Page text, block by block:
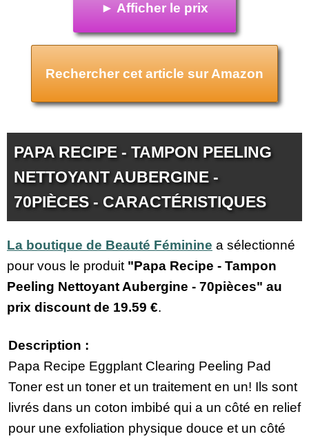
► Afficher le prix
Rechercher cet article sur Amazon
PAPA RECIPE - TAMPON PEELING
NETTOYANT AUBERGINE -
70PIÈCES - CARACTÉRISTIQUES
La boutique de Beauté Féminine a sélectionné
pour vous le produit "Papa Recipe - Tampon
Peeling Nettoyant Aubergine - 70pièces" au
prix discount de 19.59 €.
Description :
Papa Recipe Eggplant Clearing Peeling Pad
Toner est un toner et un traitement en un! Ils sont
livrés dans un coton imbibé qui a un côté en relief
pour une exfoliation physique douce et un côté